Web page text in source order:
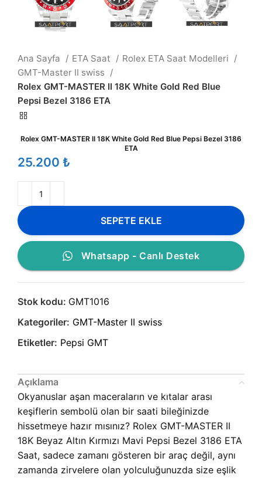
Ana Sayfa ETA Saat
Rolex ETA Saat Modelleri
GMT-Master II swiss
Rolex GMT-MASTER II 18K White Gold Red Blue
Pepsi Bezel 3186 ETA
Rolex GMT-MASTER II 18K White Gold Red Blue Pepsi Bezel 3186
ETA
₺
SEPETE EKLE
Whatsapp - Canlı Destek
Stok kodu: GMT1016
Kategoriler: GMT-Master II swiss
Etiketler: Pepsi GMT
Açıklama
Okyanuslar aşan maceraların ve kıtalar arası
keşiflerin sembolü olan bir saati bileğinizde
hissetmeye hazır mısınız? Rolex GMT-MASTER II
18K Beyaz Altın Kırmızı Mavi Pepsi Bezel 3186 ETA
Saat, sadece zamanı gösteren bir araç değil, aynı
zamanda zirvelere olan yolculuğunuzda size eşlik